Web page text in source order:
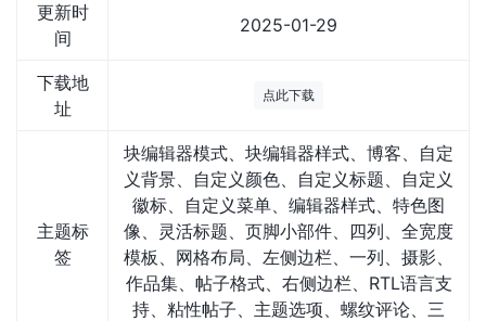
更新时
间
2025-01-29
下载地
址
点此下载
主题标
签
块编辑器模式、块编辑器样式、博客、自定
义背景、自定义颜色、自定义标题、自定义
徽标、自定义菜单、编辑器样式、特色图
像、灵活标题、页脚小部件、四列、全宽度
模板、网格布局、左侧边栏、一列、摄影、
作品集、帖子格式、右侧边栏、RTL语言支
持、粘性帖子、主题选项、螺纹评论、三